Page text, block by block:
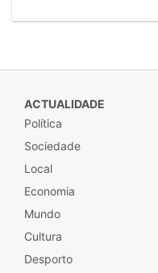
ACTUALIDADE
Política
Sociedade
Local
Economia
Mundo
Cultura
Desporto